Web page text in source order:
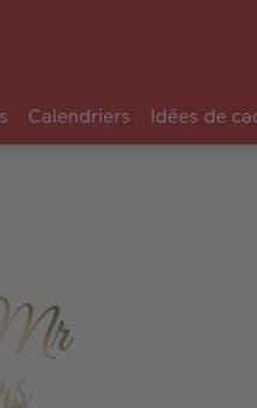
Calendriers Idées de